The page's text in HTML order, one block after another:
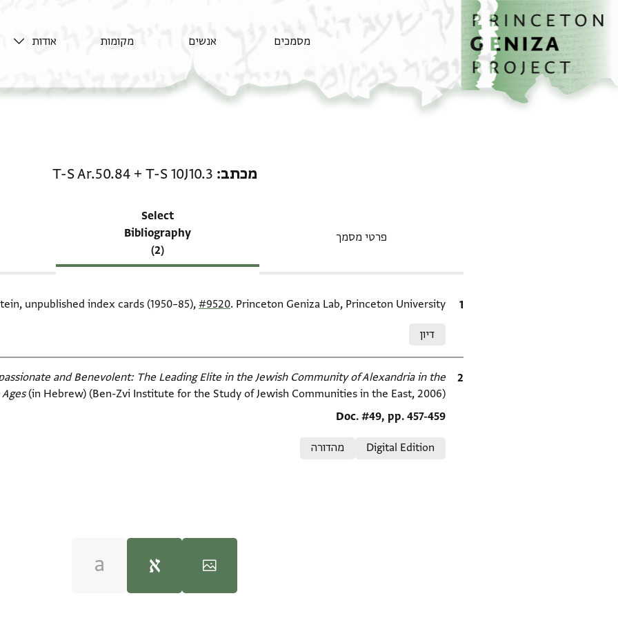
דילוג לתוכן
דף הבית
מסמכים אנשים מקומות אודות
מכתב T-S 10J10.3
+
T-S Ar.50.84
פרטי מסמך
Select
Bibliography
(2)
ציטוט unpublished index cards (1950–85), #9520. Princeton Geniza Lab, Princeton University.
דיון
ציטוט
and Benevolent: The Leading Elite in the Jewish Community of Alexandria in the
(in Hebrew) (Ben-Zvi Institute for the Study of Jewish Communities in the East, 2006).
Location in source
Doc. #49, pp. 457-459
Digital Edition
מהדורה